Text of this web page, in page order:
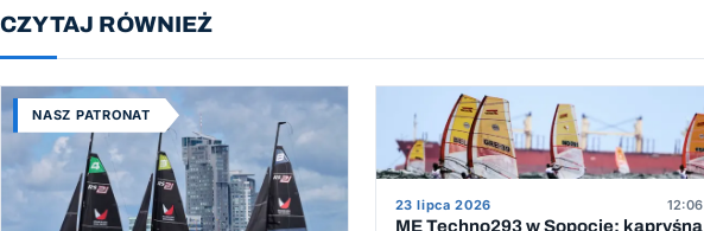
CZYTAJ RÓWNIEŻ
NASZ PATRONAT
23 lipca 2026 12:06
ME Techno293 w Sopocie: kapryśna